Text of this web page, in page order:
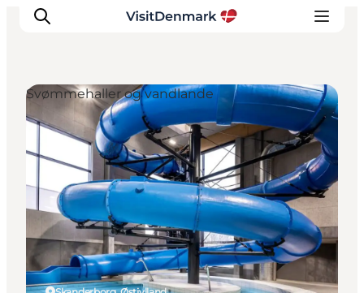
Inspiration
Destinationer
Oplevelser
Overnatning
Planlæg ferien
Svømmehaller og vandlande